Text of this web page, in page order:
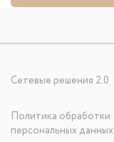
Сетевые решения 2.0
Политика обработки
персональных данных